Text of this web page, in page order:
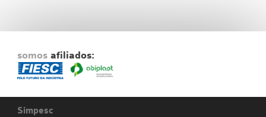
somos afiliados:
Simpesc